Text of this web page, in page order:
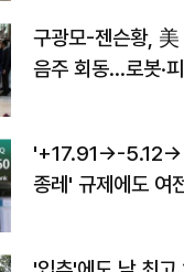
구광모-젠슨황, 美
음주 회동…로봇·
'+17.91→-
종레' 규제에도 여